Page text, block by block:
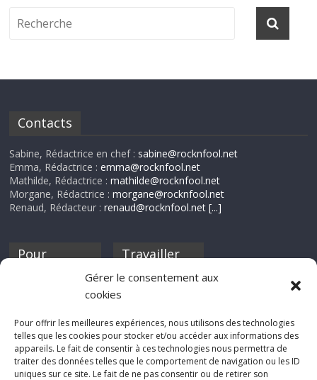
Gérer le consentement aux
cookies
Pour offrir les meilleures expériences, nous utilisons des technologies
telles que les cookies pour stocker et/ou accéder aux informations des
appareils. Le fait de consentir à ces technologies nous permettra de
traiter des données telles que le comportement de navigation ou les ID
uniques sur ce site. Le fait de ne pas consentir ou de retirer son
Contacts
Sabine, Rédactrice en chef : sabine@rocknfool.net
Emma, Rédactrice :emma@rocknfool.net
Mathilde, Rédactrice :mathilde@rocknfool.net
Morgane, Rédactrice :morgane@rocknfool.net
Renaud, Rédacteur :renaud@rocknfool.net [...]
Pour
discothèque
Travailler
Si tu souhaites
Rocknfool, n'hésite
pas à nous envoyer
tes chroniques de
concerts, de films,